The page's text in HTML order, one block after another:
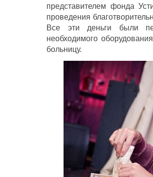
представителем фонда
проведения
Все эти деньги были
необходимого
больницу.